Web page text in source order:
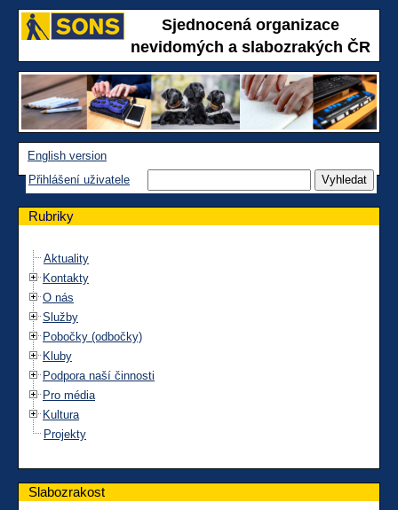
Sjednocená organizace
nevidomých a slabozrakých ČR
English version
Přihlášení uživatele
Rubriky
Aktuality
Kontakty
O nás
Služby
Pobočky (odbočky)
Kluby
Podpora naší činnosti
Pro média
Kultura
Projekty
Slabozrakost